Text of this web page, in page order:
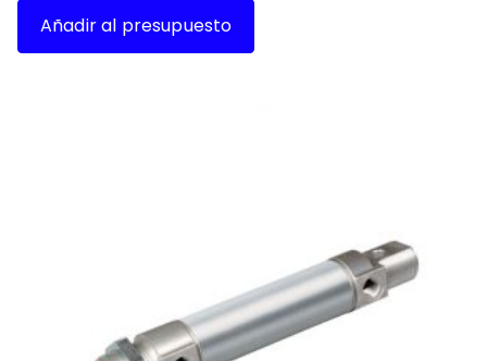
Añadir al presupuesto